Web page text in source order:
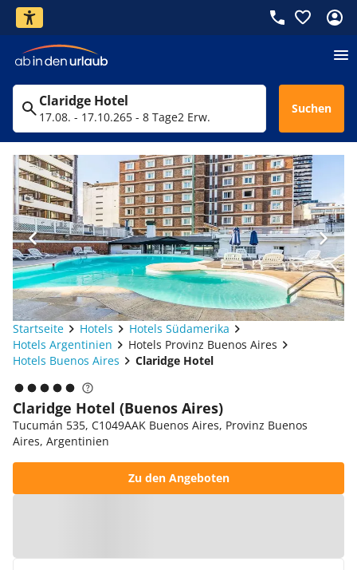
Claridge Hotel
17.08. - 17.10.265 - 8 Tage2 Erw.
Suchen
Startseite Hotels
Hotels Südamerika
Hotels Argentinien
Hotels Provinz Buenos Aires
Hotels Buenos Aires
Claridge Hotel
Claridge Hotel (Buenos Aires)
Tucumán 535, C1049AAK Buenos Aires, Provinz Buenos
Aires, Argentinien
Zu den Angeboten